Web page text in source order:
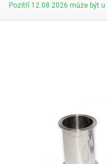
Pozítří 12.08.2026 může být u